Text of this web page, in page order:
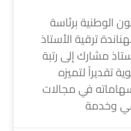
الوطنية برئاسة
ترقية الأستاذ
مشارك إلى رتبة
تقديراً لتميزه
في مجالات
وخدمة